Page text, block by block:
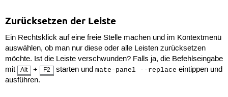
Zurücksetzen der Leiste
Ein Rechtsklick auf eine freie Stelle machen und im Kontextmenü
auswählen, ob man nur diese oder alle Leisten zurücksetzen
möchte. Ist die Leiste verschwunden? Falls ja, die Befehlseingabe
mit
Alt + F2 starten undmate-panel --replace eintippen und
ausführen.